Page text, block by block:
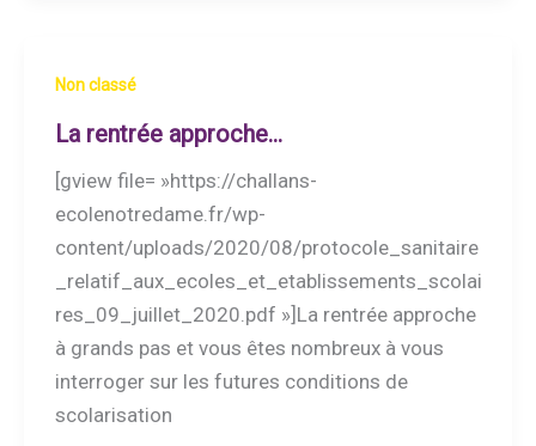
Non classé
La rentrée approche…
[gview file= »https://challans-
ecolenotredame.fr/wp-
content/uploads/2020/08/protocole_sanitaire
_relatif_aux_ecoles_et_etablissements_scolai
res_09_juillet_2020.pdf »]La rentrée approche
à grands pas et vous êtes nombreux à vous
interroger sur les futures conditions de
scolarisation